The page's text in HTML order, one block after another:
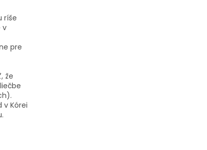
ríše
v
pre
že
v Kórei